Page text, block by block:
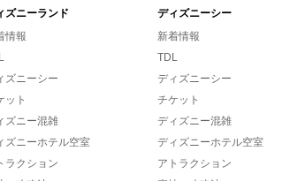
ズニーランド ディズニーシー
情報
ズニーシー
ット
ズニー混雑
ズニーホテル空室
ラクション
新着情報
TDL
ディズニーシー
チケット
ディズニー混雑
ディズニーホテル空室
アトラクション